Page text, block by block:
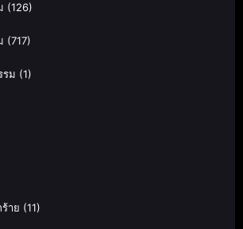
(126)
(717)
รม (1)
าย (11)